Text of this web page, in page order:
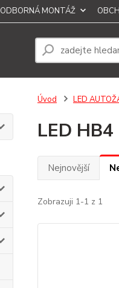
ODBORNÁ MONTÁŽ
Úvod LED
LED HB4
Nejnovější
Zobrazuji 1-1 z 1